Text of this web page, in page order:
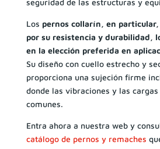
seguridad de las estructuras y
Los pernos collarín, en
por su resistencia y durabilidad,
en la elección preferida en
Su diseño con cuello estrecho y
proporciona una sujeción firme
donde las vibraciones y las cargas
comunes.
Entra ahora a nuestra web y
catálogo de pernos y remaches